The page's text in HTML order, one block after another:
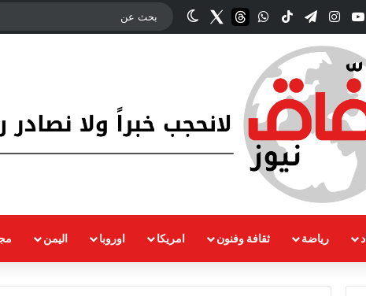
‫YouTubeانستقرام
تيلقرام ‫TikTokواتسابthreads
Twitterالوضع المظلم
رياضة ثقافة وفنون امريكا اوروبا اليمن